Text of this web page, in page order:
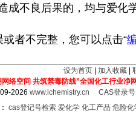
成不良后果的，均与爱化
者不完整，您可以点击“
设为首页 加入收藏
网络空间 共筑禁毒防线”全国化工行业净
2026www.ichemistry.cn
CAS登录
cas登记号检索 爱化学 化工产品 危险化